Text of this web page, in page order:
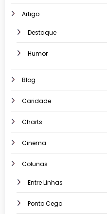
Artigo
Destaque
Humor
Blog
Caridade
Charts
Cinema
Colunas
Entre Linhas
Ponto Cego